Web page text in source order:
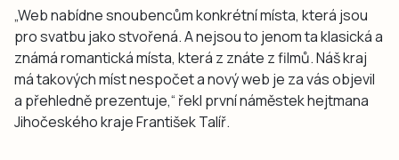
„Web nabídne snoubencům konkrétní místa, která jsou
pro svatbu jako stvořená. A nejsou to jenom ta klasická a
známá romantická místa, která z znáte z filmů. Náš kraj
má takových míst nespočet a nový web je za vás objevil
a přehledně prezentuje,“ řekl první náměstek hejtmana
Jihočeského kraje František Talíř.